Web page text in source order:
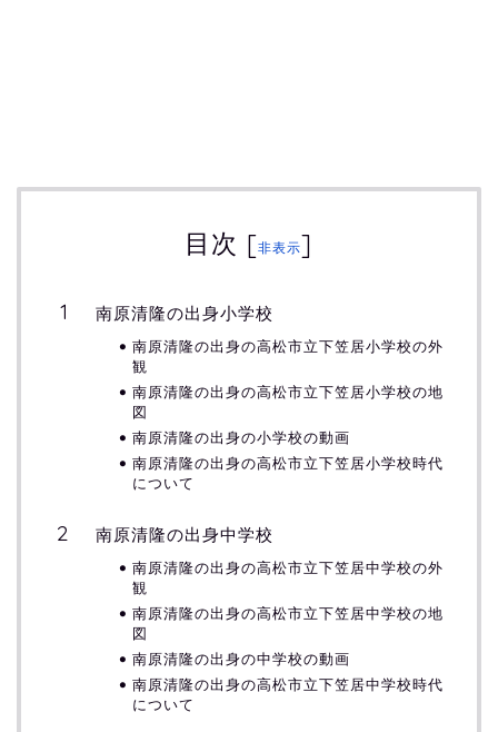
目次 [非表示]
南原清隆の出身小学校
南原清隆の出身の高松市立下笠居小学校の外
観
南原清隆の出身の高松市立下笠居小学校の地
図
南原清隆の出身の小学校の動画
南原清隆の出身の高松市立下笠居小学校時代
について
南原清隆の出身中学校
南原清隆の出身の高松市立下笠居中学校の外
観
南原清隆の出身の高松市立下笠居中学校の地
図
南原清隆の出身の中学校の動画
南原清隆の出身の高松市立下笠居中学校時代
について